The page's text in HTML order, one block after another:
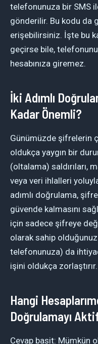
telefonunuza bir SMS
gönderilir. Bu kodu da
erişebilirsiniz. İşte bu
geçirse bile,
hesabınıza giremez.
İki Adımlı
Kadar Önemli?
Günümüzde şifrelerin
oldukça yaygın bir
(oltalama) saldırıları,
veya veri ihlalleri
adımlı doğrulama,
güvende kalmasını
için sadece şifreye
olarak sahip
telefonunuza) da
işini oldukça zorlaştırır.
Hangi
Doğrulamayı
Cevap basit: Mümkün